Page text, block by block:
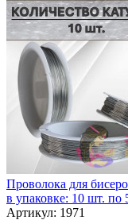
Проволока для
в упаковке: 10 шт. по
Артикул: 1971